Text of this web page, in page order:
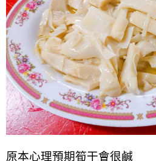
原本心理預期筍干會很鹹